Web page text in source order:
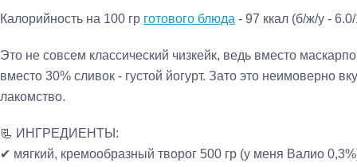
Калорийность на 100 гр готового блюда - 97 ккал (б/ж/у -
Это не совсем классический чизкейк, ведь вместо
вместо 30% сливок - густой йогурт. Зато это неимоверно
лакомство.
📃 ИНГРЕДИЕНТЫ:
✔ мягкий, кремообразный творог 500 гр (у меня Валио